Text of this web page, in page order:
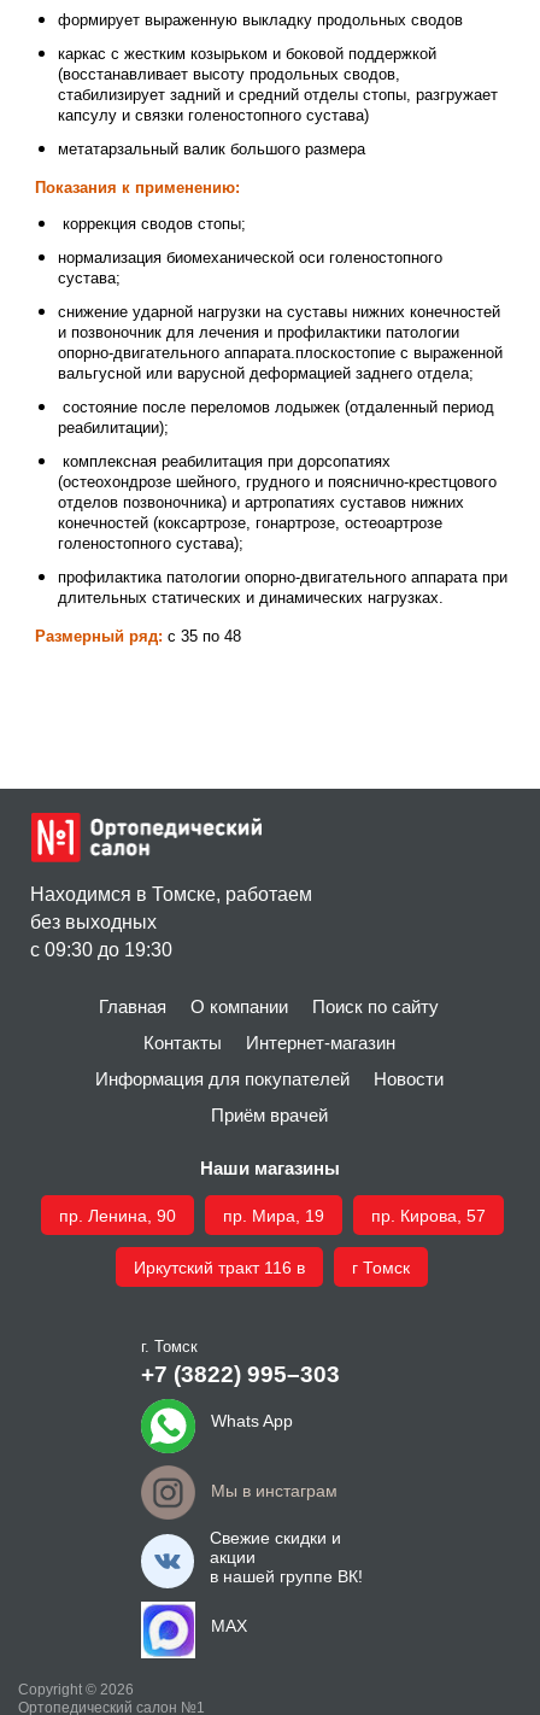
формирует выраженную выкладку продольных сводов
каркас с жестким козырьком и боковой поддержкой
(восстанавливает высоту продольных сводов,
стабилизирует задний и средний отделы стопы, разгружает
капсулу и связки голеностопного сустава)
метатарзальный валик большого размера
Показания к применению:
коррекция сводов стопы;
нормализация биомеханической оси голеностопного
сустава;
снижение ударной нагрузки на суставы нижних конечностей
и позвоночник для лечения и профилактики патологии
опорно-двигательного аппарата.плоскостопие с выраженной
вальгусной или варусной деформацией заднего отдела;
состояние после переломов лодыжек (отдаленный период
реабилитации);
комплексная реабилитация при дорсопатиях
(остеохондрозе шейного, грудного и пояснично-крестцового
отделов позвоночника) и артропатиях суставов нижних
конечностей (коксартрозе, гонартрозе, остеоартрозе
голеностопного сустава);
профилактика патологии опорно-двигательного аппарата при
длительных статических и динамических нагрузках.
Размерный ряд: с 35 по 48
Находимся в Томске, работаем
без выходных
c 09:30 до 19:30
Главная О компании
Поиск по сайту
Контакты
Интернет-магазин
Информация для покупателей
Новости
Приём врачей
Наши магазины
пр. Ленина, 90 пр. Мира, 19 пр. Кирова, 57
Иркутский тракт 116 в г Томск
г. Томск
+7 (3822) 995–303
Whats App
Мы в инстаграм
Свежие скидки и
акции
в нашей группе ВК!
MAX
Copyright © 2026
Ортопедический салон №1